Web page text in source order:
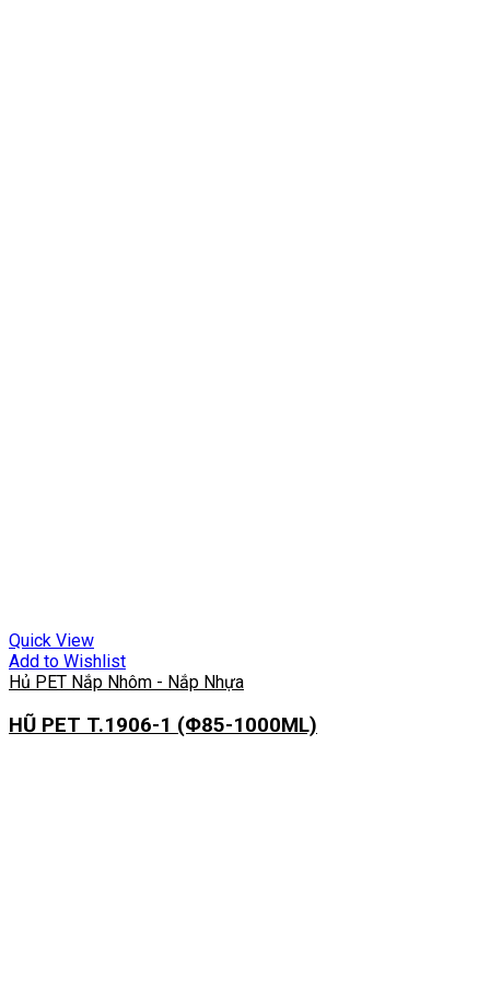
Quick View
Add to Wishlist
Hủ PET Nắp Nhôm - Nắp Nhựa
HŨ PET T.1906-1 (Φ85-1000ML)